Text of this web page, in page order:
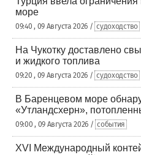
море
09:40 , 09 Августа 2026 / судоходство
На Чукотку доставлено
и жидкого топлива
09:20 , 09 Августа 2026 / судоходство
В Баренцевом море
«Утландсхерн»,
09:00 , 09 Августа 2026 / события
XVI Международный